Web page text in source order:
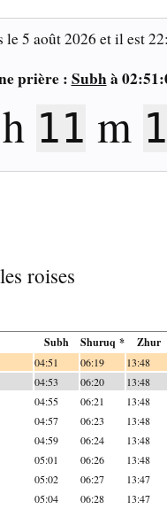
le5 août 2026 et il est
prière : Subhà
h 11 m
roises
Subh Shuruq * Zhur
04:51 06:19 13:48
04:53 06:20 13:48
04:55 06:21 13:48
04:57 06:23 13:48
04:59 06:24 13:48
05:01 06:26 13:48
05:02 06:27 13:47
05:04 06:28 13:47